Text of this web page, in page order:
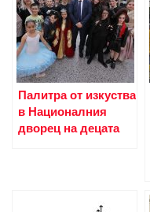
Палитра от изкуства
в Националния
дворец на децата